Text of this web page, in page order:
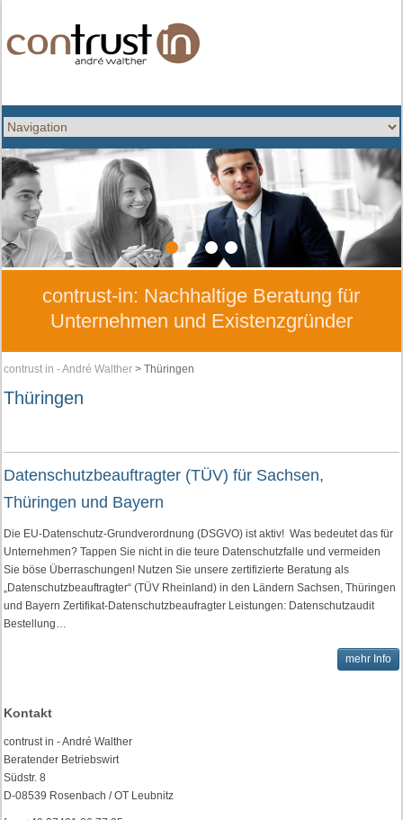
1 2 3 4
contrust-in: Nachhaltige Beratung für
Unternehmen und Existenzgründer
contrust in - André Walther >Thüringen
Thüringen
Datenschutzbeauftragter (TÜV) für Sachsen,
Thüringen und Bayern
Die EU-Datenschutz-Grundverordnung (DSGVO) ist aktiv! Was bedeutet das für
Unternehmen? Tappen Sie nicht in die teure Datenschutzfalle und vermeiden
Sie böse Überraschungen! Nutzen Sie unsere zertifizierte Beratung als
„Datenschutzbeauftragter“ (TÜV Rheinland) in den Ländern Sachsen, Thüringen
und Bayern Zertifikat-Datenschutzbeaufragter Leistungen: Datenschutzaudit
Bestellung…
mehr Info
Kontakt
contrust in - André Walther
Beratender Betriebswirt
Südstr. 8
D-08539 Rosenbach / OT Leubnitz